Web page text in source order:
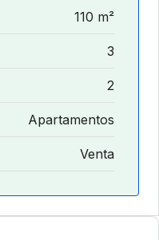
110 m²
3
2
Apartamentos
Venta